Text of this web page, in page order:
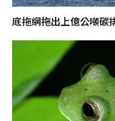
底拖網拖出上億公噸碳